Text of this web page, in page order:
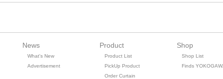
News
What's New
Advertisement
Product
Product List
PickUp Product
Order Curtain
Shop
Shop List
Finds